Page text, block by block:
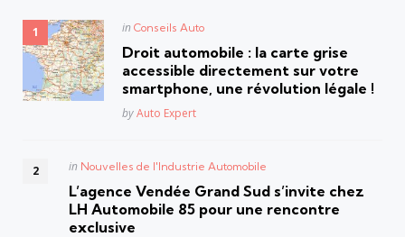
Posted
in Conseils Auto
Droit automobile : la carte grise
accessible directement sur votre
smartphone, une révolution légale !
Posted
byAuto Expert
Posted
in Nouvelles de l'Industrie Automobile
L’agence Vendée Grand Sud s’invite chez
LH Automobile 85 pour une rencontre
exclusive